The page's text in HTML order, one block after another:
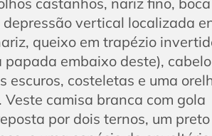
depressão vertical localizada
queixo em trapézio
papada embaixo deste),
escuros, costeletas e uma
Veste camisa branca com gola
por dois ternos, um